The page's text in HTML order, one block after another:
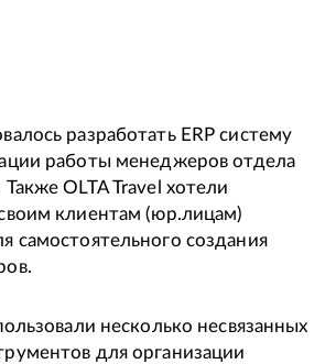
разработать ERP систему
работы менеджеров отдела
OLTA Travel хотели
клиентам (юр.лицам)
самостоятельного создания
несколько несвязанных
для организации